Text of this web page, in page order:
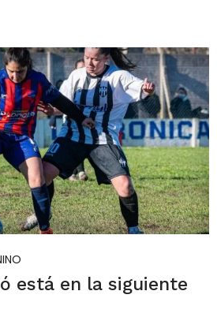
está en la siguiente